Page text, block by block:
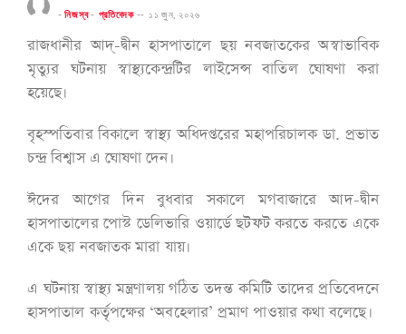
-নিজস্ব- প্রতিবেদক-- ১১ জুন, ২০২৬
রাজধানীর আদ্-দ্বীন হাসপাতালে ছয় নবজাতকের অস্বাভাবিক
মৃত্যুর ঘটনায় স্বাস্থ্যকেন্দ্রটির লাইসেন্স বাতিল ঘোষণা করা
হয়েছে।
বৃহস্পতিবার বিকালে স্বাস্থ্য অধিদপ্তরের মহাপরিচালক ডা. প্রভাত
চন্দ্র বিশ্বাস এ ঘোষণা দেন।
ঈদের আগের দিন বুধবার সকালে মগবাজারে আদ-দ্বীন
হাসপাতালের পোস্ট ডেলিভারি ওয়ার্ডে ছটফট করতে করতে একে
একে ছয় নবজাতক মারা যায়।
এ ঘটনায় স্বাস্থ্য মন্ত্রণালয় গঠিত তদন্ত কমিটি তাদের প্রতিবেদনে
হাসপাতাল কর্তৃপক্ষের ‘অবহেলার’ প্রমাণ পাওয়ার কথা বলেছে।